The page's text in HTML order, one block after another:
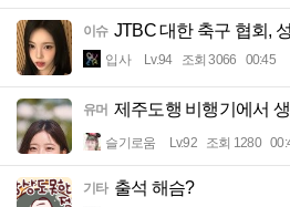
이슈 JTBC 대한 축구 협회,
입사 Lv.94 조회 3066 00:45
유머 제주도행 비행기에서
슬기로움 Lv.92 조회 1280
기타 출석 해슴?